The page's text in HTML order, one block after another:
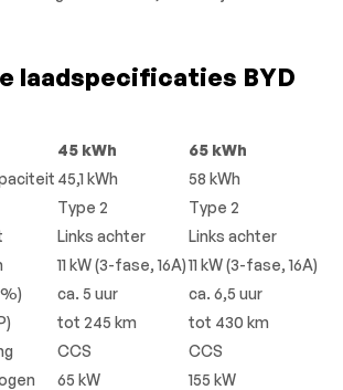
laadspecificaties BYD
45 kWh
65 kWh
45,1 kWh
58 kWh
Type 2
Type 2
Links achter
Links achter
11 kW (3-fase, 16A)11 kW (3-fase, 16A)
ca. 5 uur
ca. 6,5 uur
tot 245 km
tot 430 km
CCS
CCS
65 kW
155 kW